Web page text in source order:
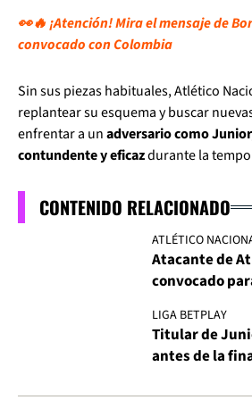
👀🔥 ¡Atención! Mira el mensaje de
convocado con Colombia
Sin sus piezas habituales, Atlético
replantear su esquema y buscar
enfrentar a unadversario como
contundente y eficazdurante la
CONTENIDO RELACIONADO
ATLÉTICO
Atacante de
convocado
LIGA BETPLAY
Titular de
antes de la